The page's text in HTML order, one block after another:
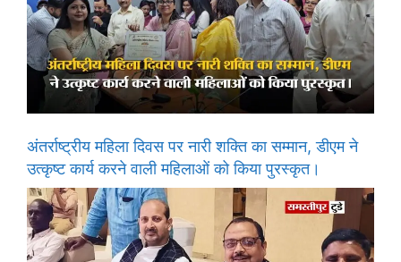
अंतर्राष्ट्रीय महिला दिवस पर नारी शक्ति का सम्मान, डीएम ने
उत्कृष्ट कार्य करने वाली महिलाओं को किया पुरस्कृत।